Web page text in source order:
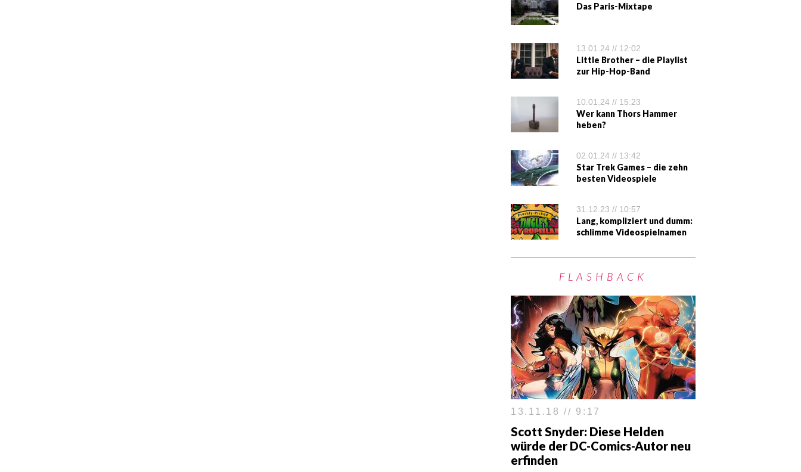
Das Paris-Mixtape
13.01.24 // 12:02
Little Brother – die Playlist
zur Hip-Hop-Band
10.01.24 // 15:23
Wer kann Thors Hammer
heben?
02.01.24 // 13:42
Star Trek Games – die zehn
besten Videospiele
31.12.23 // 10:57
Lang, kompliziert und dumm:
schlimme Videospielnamen
FLASHBACK
13.11.18 // 9:17
Scott Snyder: Diese Helden
würde der DC-Comics-Autor neu
erfinden